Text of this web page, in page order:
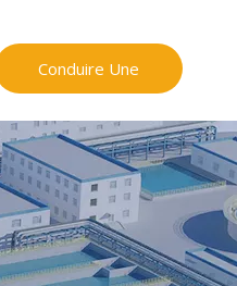
Conduire Une
Investigation